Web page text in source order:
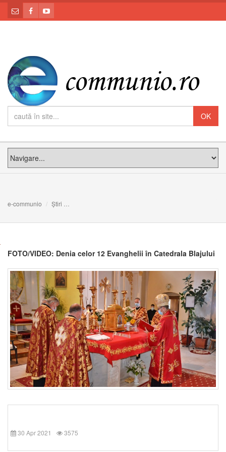
e-communio Știri
FOTO/VIDEO: Denia celor 12 Evanghelii în Catedrala Blajului
30 Apr 2021 3575